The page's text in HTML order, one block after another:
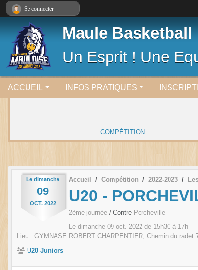
Maule Basketball
Un Esprit ! Une
ACCUEIL INFOS PRATIQUES
COMPÉTITION
Le dimanche
09
OCT. 2022
Accueil Compétition 2022-2023
U20 -
2ème journée / Contre Porcheville
Le dimanche 09 oct. 2022 de 15h30 à 17h
Lieu : GYMNASE ROBERT CHARPENTIER, Chemin du radet
U20 Juniors
Se connecter
Panneau de gestion des cookies